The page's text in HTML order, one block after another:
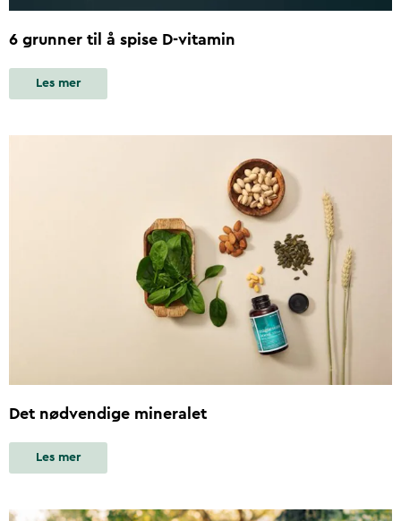
6 grunner til å spise D-vitamin
Les mer
Det nødvendige mineralet
Les mer